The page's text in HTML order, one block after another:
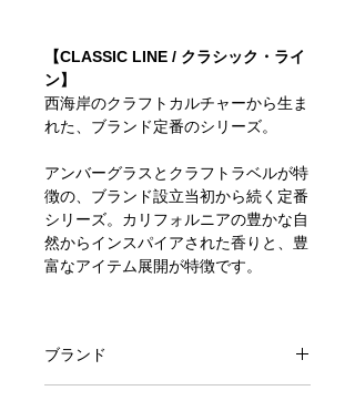
【CLASSIC LINE / クラシック・ライ
ン】
西海岸のクラフトカルチャーから生ま
れた、ブランド定番のシリーズ。
アンバーグラスとクラフトラベルが特
徴の、ブランド設立当初から続く定番
シリーズ。カリフォルニアの豊かな自
然からインスパイアされた香りと、豊
富なアイテム展開が特徴です。
ブランド